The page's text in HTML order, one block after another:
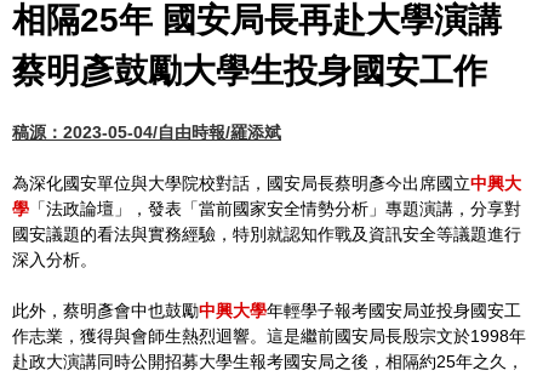
相隔25年 國安局長再赴大學演講
蔡明彥鼓勵大學生投身國安工作
稿源：2023-05-04/自由時報/羅添斌
為深化國安單位與大學院校對話，國安局長蔡明彥今出席國立中興大
學 「法政論壇」，發表「當前國家安全情勢分析」專題演講，分享對
國安議題的看法與實務經驗，特別就認知作戰及資訊安全等議題進行
深入分析。
此外，蔡明彥會中也鼓勵中興大學年輕學子報考國安局並投身國安工
作志業，獲得與會師生熱烈迴響。這是繼前國安局長殷宗文於1998年
赴政大演講同時公開招募大學生報考國安局之後，相隔約25年之久，